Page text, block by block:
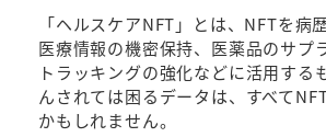
「ヘルスケアNFT」とは、NFTを病
医療情報の機密保持、医薬品のサプ
トラッキングの強化などに活用する
んされては困るデータは、すべて
かもしれません。